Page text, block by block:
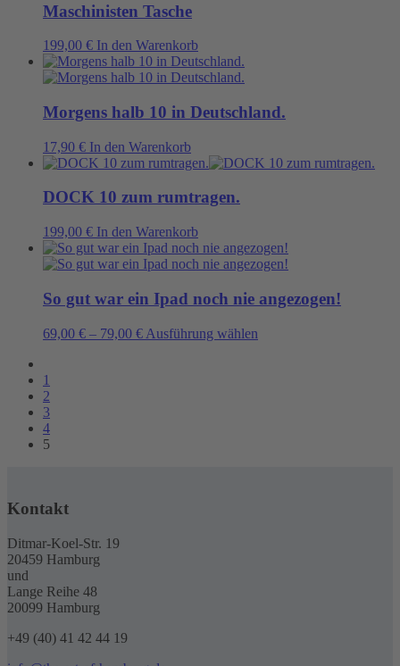
werden
auf
der
werden
Maschinisten Tasche
199,00 € In den Warenkorb
Morgens halb 10 in Deutschland.
17,90 € In den Warenkorb
DOCK 10 zum rumtragen.
199,00 € In den Warenkorb
So gut war ein Ipad noch nie angezogen!
69,00 € – 79,00 € Ausführung wählen
1
2
3
4
5
Kontakt
Ditmar-Koel-Str. 19
20459 Hamburg
und
Lange Reihe 48
20099 Hamburg
+49 (40) 41 42 44 19